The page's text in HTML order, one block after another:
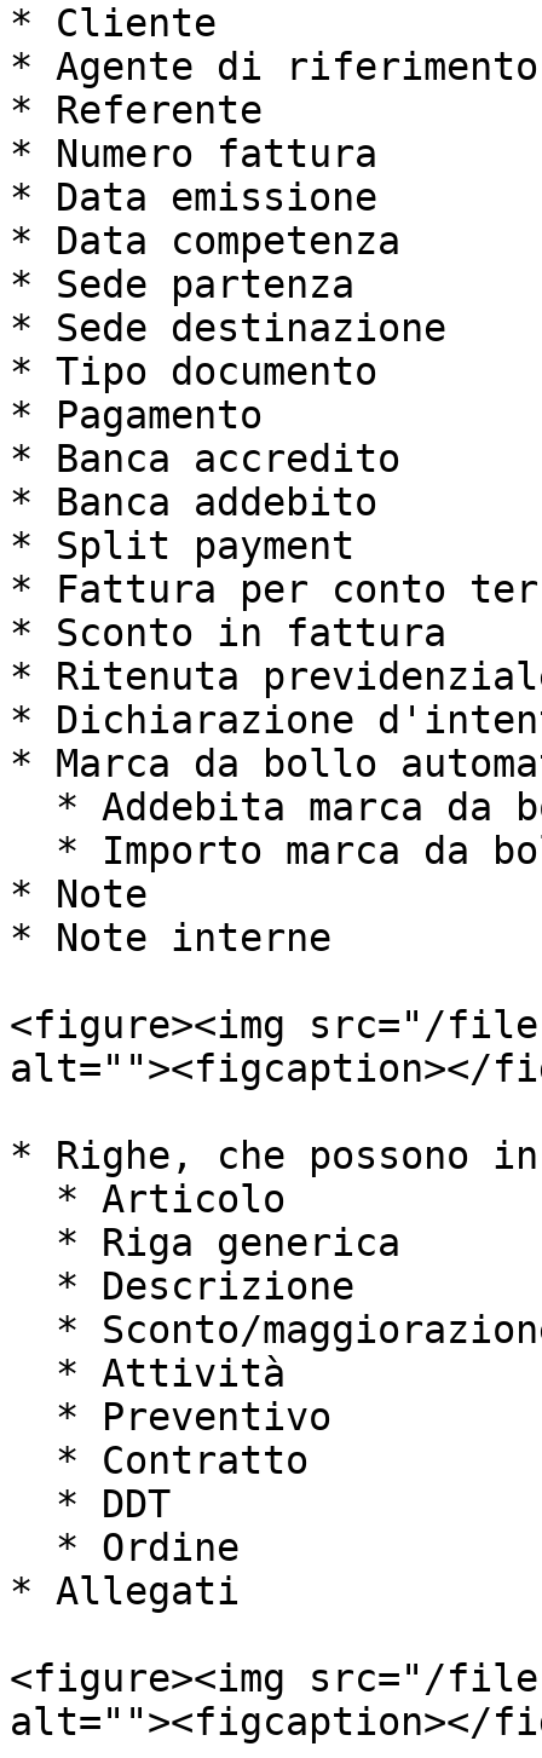
* Cliente
* Agente di riferimento
* Referente
* Numero fattura
* Data emissione
* Data competenza
* Sede partenza
* Sede destinazione
* Tipo documento
* Pagamento
* Banca accredito
* Banca addebito
* Split payment
* Fattura per conto
* Sconto in fattura
* Ritenuta
* Dichiarazione
* Marca da bollo
* Note
* Note interne
<figure><img src="/files/
alt=""><figcaption></
* Righe, che possono
* Allegati
<figure><img src="/files/
alt=""><figcaption></